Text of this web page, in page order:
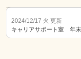
2024/12/17 火 更新
キャリアサポート室 年